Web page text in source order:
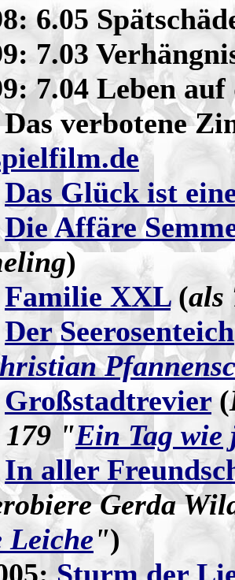
6.05
7.03
7.04 Leben
verbotene
Das Glück ist
Die Affäre
)
Familie XXL(als
Der Seerosenteich
Großstadtrevier(
"Ein Tag wie
In aller
Gerda
Leiche")